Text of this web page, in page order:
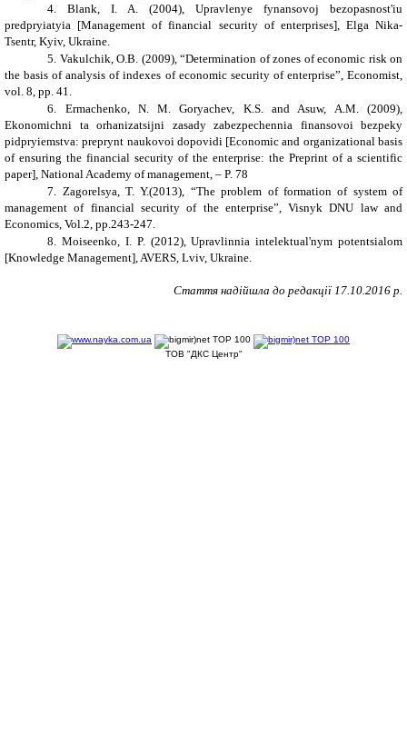
4.
Blank, I. A. (2004), Upravlenye fynansovoj bezopasnost'iu
predpryiatyia [Management of financial security of enterprises], Elga Nika-
Tsentr, Kyiv, Ukraine.
5. Vakulchik, O.B. (2009), “Determination of zones of economic risk on
the basis of analysis of indexes of economic security of enterprise”, Economist,
vol. 8, pp. 41.
6.
Ermachenko, N. M. Goryachev, K.S. and Asuw, A.M. (2009),
Ekonomichni ta orhanizatsijni zasady zabezpechennia finansovoi bezpeky
pidpryiemstva: preprynt naukovoi dopovidi [Economic and organizational basis
of ensuring the financial security of the enterprise: the Preprint of a scientific
paper], National Academy of management, – P. 78
7.
Zagorelsya, T. Y.(2013), “The problem of formation of system of
management of financial security of the enterprise”, Visnyk DNU law and
Economics, Vol.2, pp.243-247.
8.
Moiseenko, I. P. (2012), Upravlinnia intelektual'nym potentsialom
[Knowledge Management], AVERS, Lviv, Ukraine.
Стаття надійшла до редакції 17 10 .2016 р.
ТОВ "ДКС Центр"